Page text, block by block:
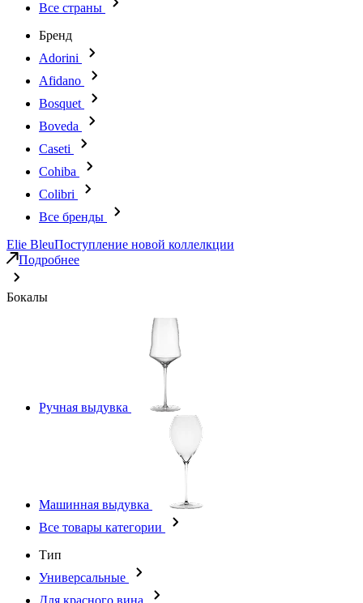
Все страны
Бренд
Adorini
Afidano
Bosquet
Boveda
Caseti
Cohiba
Colibri
Все бренды
Elie BleuПоступление новой коллелкции
Подробнее
Бокалы
Ручная выдувка
Машинная выдувка
Все товары категории
Тип
Универсальные
Для красного вина